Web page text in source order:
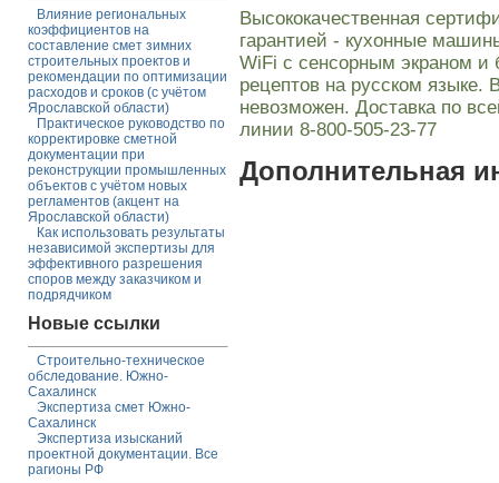
Влияние региональных
коэффициентов на
составление смет зимних
строительных проектов и
рекомендации по оптимизации
расходов и сроков (с учётом
Ярославской области)
Практическое руководство по
корректировке сметной
документации при
реконструкции промышленных
объектов с учётом новых
регламентов (акцент на
Ярославской области)
Как использовать результаты
независимой экспертизы для
эффективного разрешения
споров между заказчиком и
подрядчиком
Новые ссылки
Строительно-техническое
обследование. Южно-
Сахалинск
Экспертиза смет Южно-
Сахалинск
Экспертиза изысканий
проектной документации. Все
рагионы РФ
Высококачественная
гарантией - кухонные
WiFi с сенсорным экраном и
рецептов на русском языке.
невозможен. Доставка по
линии 8-800-505-23-77
Дополнительная